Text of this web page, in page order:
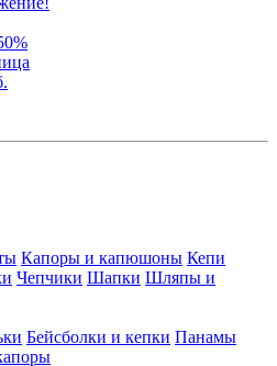
Капоры и капюшоны Кепи
Чепчики Шапки Шляпы и
Бейсболки и кепки Панамы